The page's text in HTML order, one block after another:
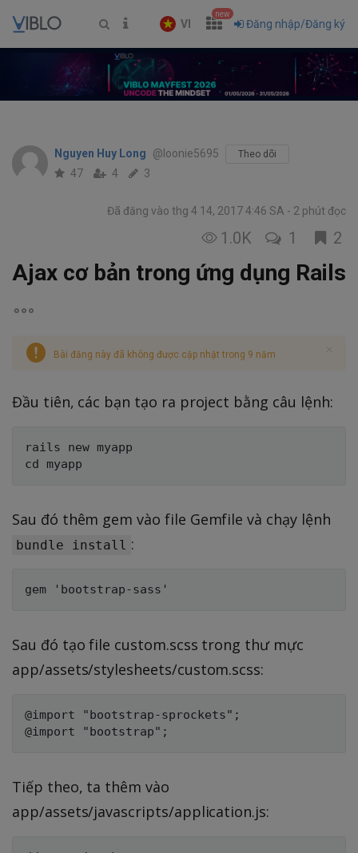
VI
new
Đăng nhập/Đăng ký
Nguyen Huy Long @loonie5695 Theo dõi
47 4 3
Đã đăng vào thg 4 14, 2017 4:46 SA 2 phút đọc
1.0K 1 2
Ajax cơ bản trong ứng dụng Rails
Bài đăng này đã không được cập nhật trong 9 năm
Đầu tiên, các bạn tạo ra project bằng câu lệnh:
rails new myapp
Sau đó thêm gem vào file Gemfile và chạy lệnh
bundle install :
Sau đó tạo file custom.scss trong thư mực
app/assets/stylesheets/custom.scss:
@import "bootstrap-sprockets";
Tiếp theo, ta thêm vào
app/assets/javascripts/application.js: